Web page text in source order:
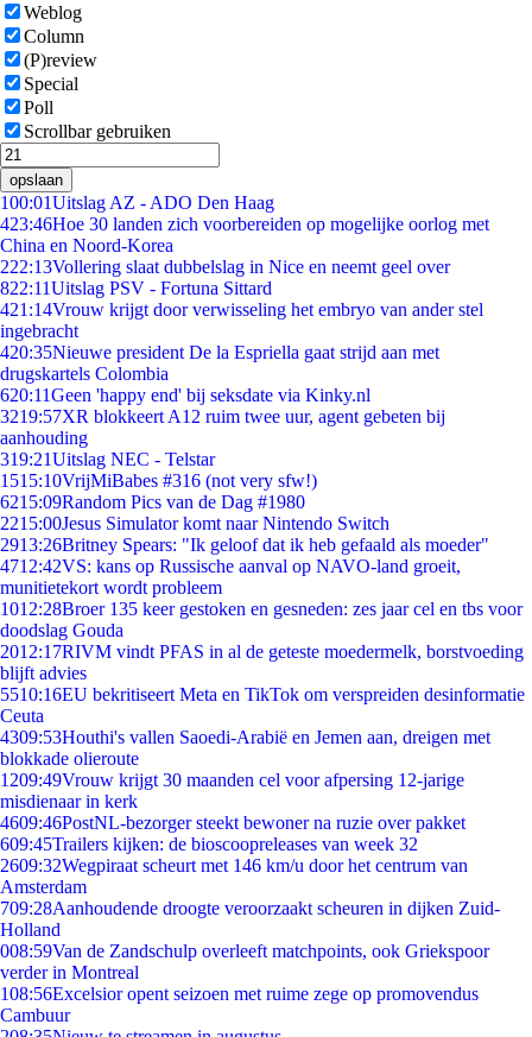
Weblog
Column
(P)review
Special
Poll
Scrollbar gebruiken
opslaan
100:01Uitslag AZ - ADO Den Haag
423:46Hoe 30 landen zich voorbereiden op mogelijke oorlog met
China en Noord-Korea
222:13Vollering slaat dubbelslag in Nice en neemt geel over
822:11Uitslag PSV - Fortuna Sittard
421:14Vrouw krijgt door verwisseling het embryo van ander stel
ingebracht
420:35Nieuwe president De la Espriella gaat strijd aan met
drugskartels Colombia
620:11Geen 'happy end' bij seksdate via Kinky.nl
3219:57XR blokkeert A12 ruim twee uur, agent gebeten bij
aanhouding
319:21Uitslag NEC - Telstar
1515:10VrijMiBabes #316 (not very sfw!)
6215:09Random Pics van de Dag #1980
2215:00Jesus Simulator komt naar Nintendo Switch
2913:26Britney Spears: "Ik geloof dat ik heb gefaald als moeder"
4712:42VS: kans op Russische aanval op NAVO-land groeit,
munitietekort wordt probleem
1012:28Broer 135 keer gestoken en gesneden: zes jaar cel en tbs voor
doodslag Gouda
2012:17RIVM vindt PFAS in al de geteste moedermelk, borstvoeding
blijft advies
5510:16EU bekritiseert Meta en TikTok om verspreiden desinformatie
Ceuta
4309:53Houthi's vallen Saoedi-Arabië en Jemen aan, dreigen met
blokkade olieroute
1209:49Vrouw krijgt 30 maanden cel voor afpersing 12-jarige
misdienaar in kerk
4609:46PostNL-bezorger steekt bewoner na ruzie over pakket
609:45Trailers kijken: de bioscoopreleases van week 32
2609:32Wegpiraat scheurt met 146 km/u door het centrum van
Amsterdam
709:28Aanhoudende droogte veroorzaakt scheuren in dijken Zuid-
Holland
008:59Van de Zandschulp overleeft matchpoints, ook Griekspoor
verder in Montreal
108:56Excelsior opent seizoen met ruime zege op promovendus
Cambuur